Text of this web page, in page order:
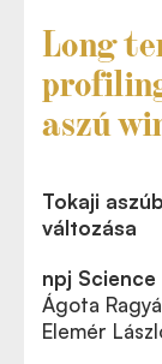
Long
aszú
Tokaji
változása
npj
Ágota
Elemér